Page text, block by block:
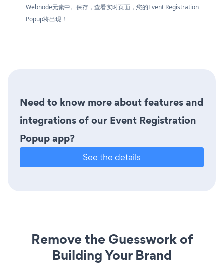
Webnode元素中。保存，查看实时页面，您的Event Registration
Popup将出现！
Need to know more about features and
integrations of our Event Registration
Popup app?
See the details
Remove the Guesswork of
Building Your Brand